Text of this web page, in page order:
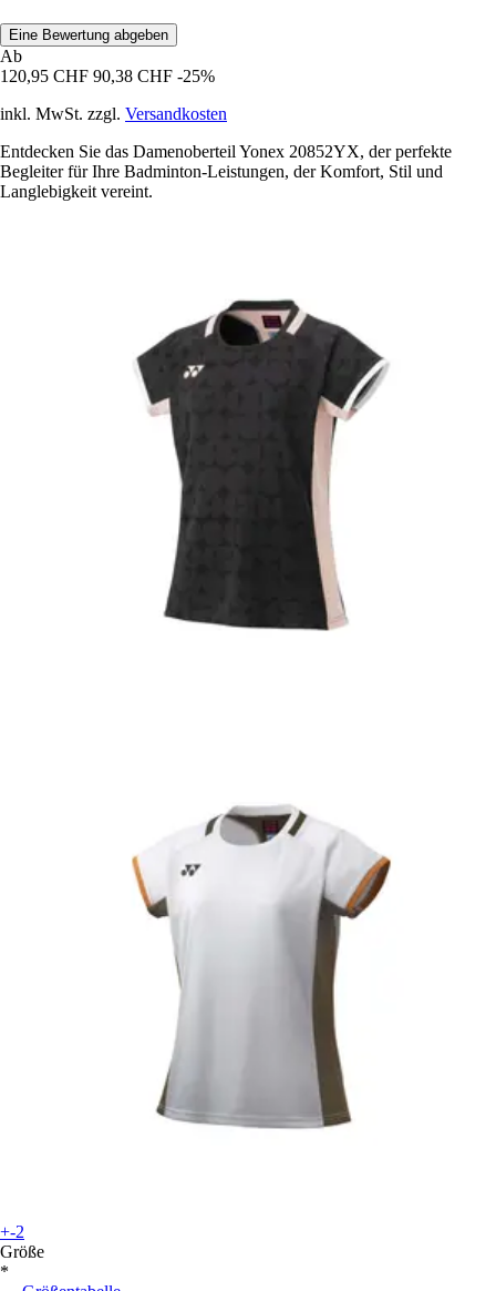
Eine Bewertung abgeben
Ab
120,95 CHF 90,38 CHF -25%
inkl. MwSt. zzgl. Versandkosten
Entdecken Sie das Damenoberteil Yonex 20852YX, der perfekte
Begleiter für Ihre Badminton-Leistungen, der Komfort, Stil und
Langlebigkeit vereint.
+-2
Größe
*